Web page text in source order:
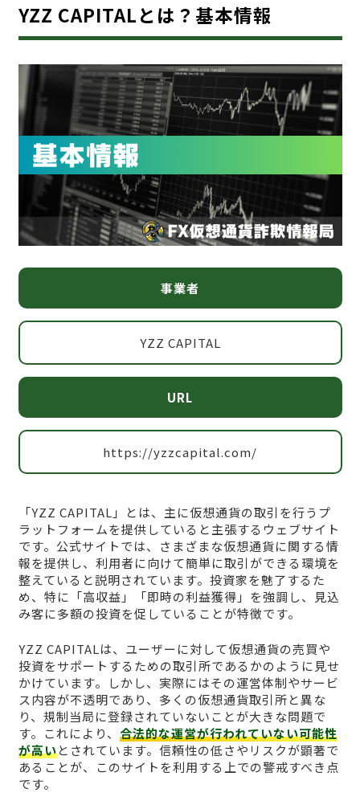
YZZ CAPITALとは？基本情報
事業者
YZZ CAPITAL
URL
https://yzzcapital.com/
「YZZ CAPITAL」とは、主に仮想通貨の取引を行うプ
ラットフォームを提供していると主張するウェブサイト
です。公式サイトでは、さまざまな仮想通貨に関する情
報を提供し、利用者に向けて簡単に取引ができる環境を
整えていると説明されています。投資家を魅了するた
め、特に「高収益」「即時の利益獲得」を強調し、見込
み客に多額の投資を促していることが特徴です。
YZZ CAPITALは、ユーザーに対して仮想通貨の売買や
投資をサポートするための取引所であるかのように見せ
かけています。しかし、実際にはその運営体制やサービ
ス内容が不透明であり、多くの仮想通貨取引所と異な
り、規制当局に登録されていないことが大きな問題で
す。これにより、 合法的な運営が行われていない可能性
が高いとされています。信頼性の低さやリスクが顕著で
あることが、このサイトを利用する上での警戒すべき点
です。